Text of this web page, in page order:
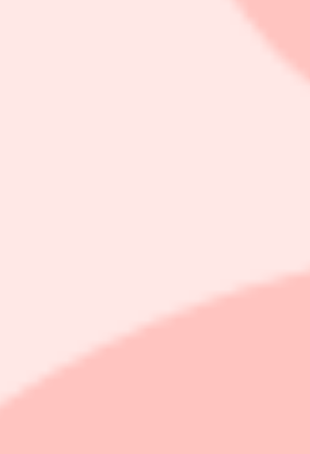
tredje kvartal. Tillväxten väntas ha
men tveksamt om det skett i sådan grad
ett litet trumfkort för Harris i slutspurten
Ska nog analyseras
EMU-området och USA. De två
sig åt fel håll. Den nya brittiska
i Kina ljuder allt högre och svaga
Observera att inflationssiffrorna (PCE-
som de skulle komma in lägre än väntat.